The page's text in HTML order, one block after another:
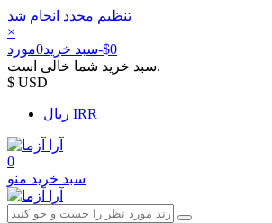
تنظیم مجدد انجام شد
×
سبد خرید0مورد -‎$0
سبد خرید شما خالی است.
$ USD
ریال IRR
0
سبد خرید منو